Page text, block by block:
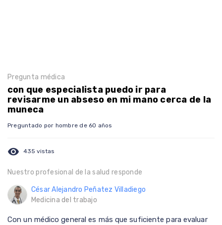
Pregunta médica
con que especialista puedo ir para
revisarme un abseso en mi mano cerca de la
muneca
Preguntado por hombre de 60 años
visibility 435 vistas
Nuestro profesional de la salud responde
César Alejandro Peñatez Villadiego
Medicina del trabajo
Con un médico general es más que suficiente para evaluar